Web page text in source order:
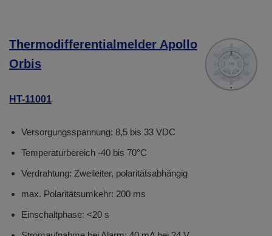
Thermodifferentialmelder Apollo
Orbis
HT-11001
Versorgungsspannung: 8,5 bis 33 VDC
Temperaturbereich -40 bis 70°C
Verdrahtung: Zweileiter, polaritätsabhängig
max. Polaritätsumkehr: 200 ms
Einschaltphase: <20 s